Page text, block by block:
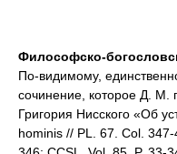
Философско-
По-видимому,
сочинение, которое Д. М.
Григория Нисского «Об
hominis // PL. 67. Col.